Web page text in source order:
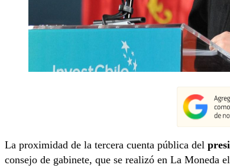
La proximidad de la tercera cuenta pública del
consejo de gabinete, que se realizó en La Moneda